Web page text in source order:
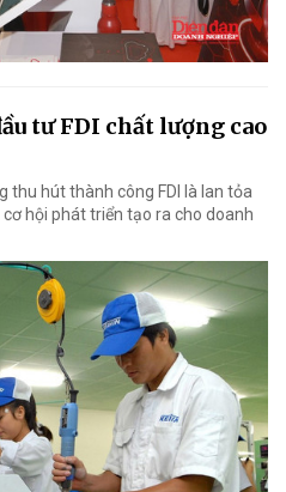
tư FDI chất lượng cao
hút thành công FDI là lan tỏa
hội phát triển tạo ra cho doanh